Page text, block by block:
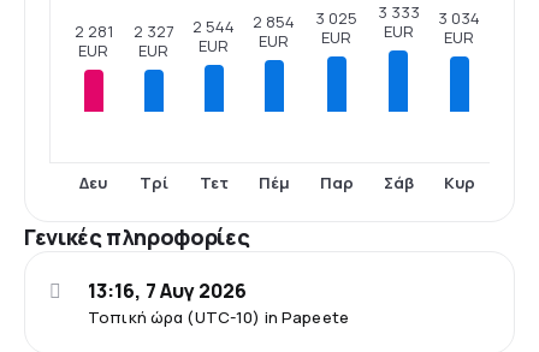
2 281
EUR
Δευ
2 327
EUR
Τρί
2 544
EUR
Τετ
2 854
EUR
Πέμ
3 025
EUR
Παρ
3 333
EUR
Σάβ
3 034
EUR
Κυρ
Γενικές πληροφορίες
Τοπική ώρα (UTC-10) in Papeete
13:16, 7 Αυγ 2026